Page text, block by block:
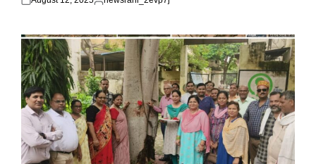
Posted
Posted